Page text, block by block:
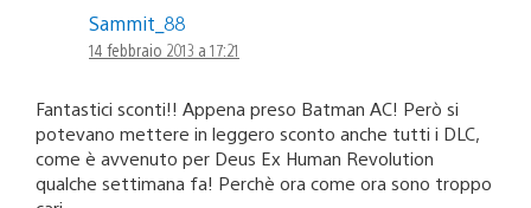
Sammit_88
14 febbraio 2013 a 17:21
Fantastici sconti!! Appena preso Batman AC! Però si
potevano mettere in leggero sconto anche tutti i DLC,
come è avvenuto per Deus Ex Human Revolution
qualche settimana fa! Perchè ora come ora sono troppo